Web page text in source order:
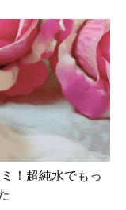
！超純水でもっ